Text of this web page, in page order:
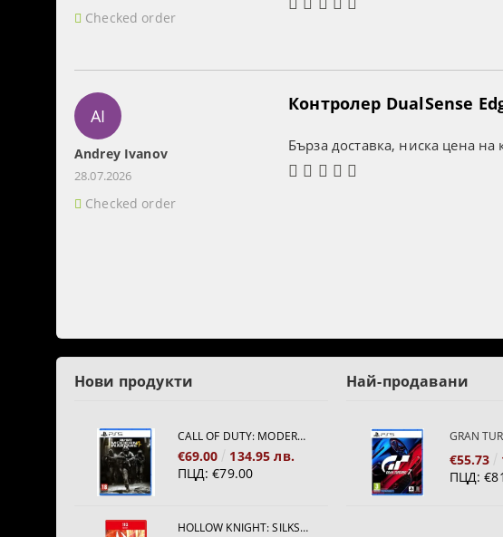
Checked order
AI
Andrey Ivanov
28.07.2026
Checked order
Контролер DualSense
Бърза доставка, ниска цена
Нови продукти
CALL OF DUTY: MODERN WARFARE 4[PS5]
€69.00
134.95 лв.
ПЦД: €79.00
HOLLOW KNIGHT: SILKSONG [NINTENDO SWITCH 2]
Най-продавани
GRAN
€55.73
ПЦД: